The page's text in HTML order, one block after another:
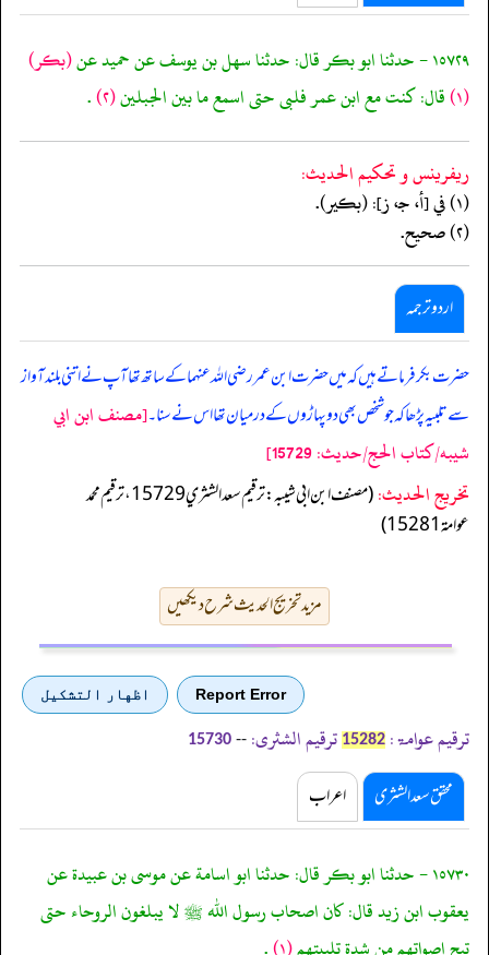
١٥٧٢٩ - حدثنا ابو بكر قال: حدثنا سهل بن يوسف عن حميد عن
(بكر)
(١) قال: كنت مع ابن عمر فلبى حتى اسمع ما بين الجبلين(٢) .
ريفرينس و تحكيم الحدیث:
(١) في [أ، جـ، ز]: (بكير).
(٢) صحيح.
اردو ترجمہ
حضرت بکر فرماتے ہیں کہ میں حضرت ابن عمر رضی اللہ عنہما کے ساتھ تھا آپ نے اتنی بلند آواز
سے تلبیہ پڑھا کہ جو شخص بھی دو پہاڑوں کے درمیان تھا اس نے سنا۔[مصنف ابن ابي
شيبه/كتاب الحج/حدیث: 15729]
تخریج الحدیث:
(مصنف ابن ابي شيبه: ترقيم سعد الشثري 15729، ترقيم محمد
عوامة 15281)
مزید تخریج الحدیث شرح دیکھیں
Report Error اظهار التشكيل
ترقیم عوامۃ: 15282 ترقیم الشثری: --
15730
محقق سعد الشثری اعراب
١٥٧٣٠ - حدثنا ابو بكر قال: حدثنا ابو اسامة عن موسى بن عبيدة عن
يعقوب ابن زيد قال: كان اصحاب رسول الله ﷺ لا يبلغون الروحاء حتى